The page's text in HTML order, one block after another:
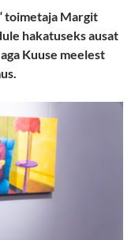
toimetaja Margit
hakatuseks ausat
Kuuse meelest